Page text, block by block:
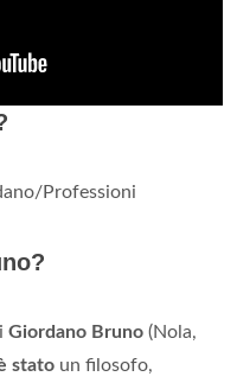
Professioni
Giordano Bruno (Nola,
stato un filosofo,